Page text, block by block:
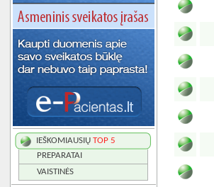
IEŠKOMIAUSIŲ TOP 5
PREPARATAI
VAISTINĖS